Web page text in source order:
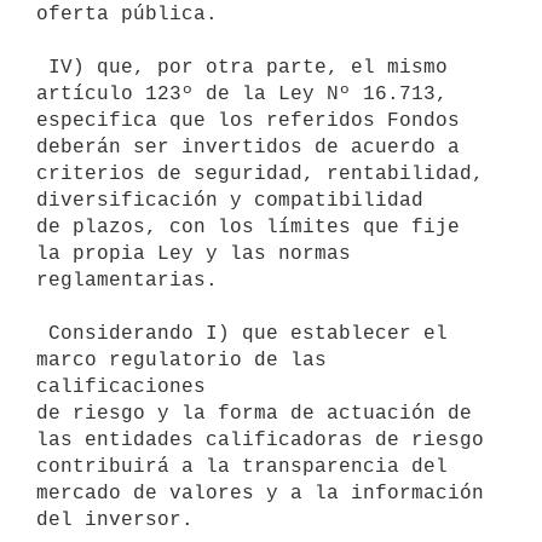
oferta pública.
artículo 123º de la Ley Nº 16.713,
especifica que los referidos Fondos
deberán ser invertidos de acuerdo a
criterios de seguridad, rentabilidad,
diversificación y compatibilidad
de plazos, con los límites que fije
la propia Ley y las normas
reglamentarias.
marco regulatorio de las
calificaciones
de riesgo y la forma de actuación de
las entidades calificadoras de riesgo
contribuirá a la transparencia del
mercado de valores y a la información
del inversor.